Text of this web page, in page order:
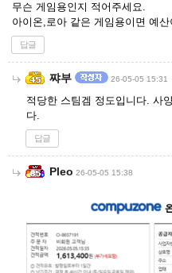
무슨 게임용인지 적어주세요.
아이온,로아 같은 게임용이면 예
답글
쨔부 26-05-05 15:31
적당한 스팀겜 정도입니다. 사
다.
답글
Pleo 26-05-05 15:38